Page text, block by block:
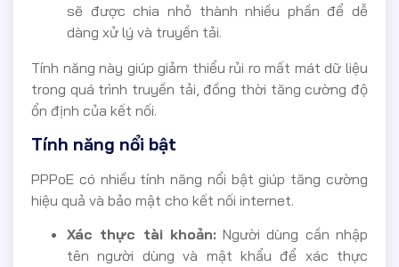
sẽ được chia nhỏ thành nhiều phần để dễ
dàng xử lý và truyền tải.
Tính năng này giúp giảm thiểu rủi ro mất mát dữ liệu
trong quá trình truyền tải, đồng thời tăng cường độ
ổn định của kết nối.
Tính năng nổi bật
PPPoE có nhiều tính năng nổi bật giúp tăng cường
hiệu quả và bảo mật cho kết nối internet.
Xác thực tài khoản: Người dùng cần nhập
tên người dùng và mật khẩu để xác thực